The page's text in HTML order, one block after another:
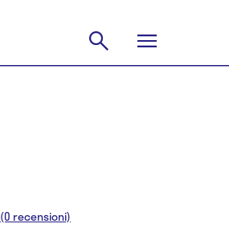
(0 recensioni)